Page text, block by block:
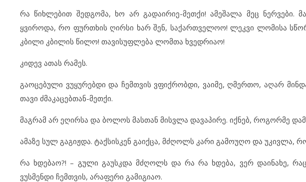
რა წიხლებით შედგომა, ხო არ გადაირიე-მეთქი! ამეშალა მეც ნერვები.
ყვიროდა, რო ფურთხის ღირსი ხარ შენ, საქართველოო! ლეკვი ლომისა
კბილი კბილის წილო! თავისუფლება ლომთა ხვედრიაო!
კიდევ ათას რამეს.
გაოცებული ვუყურებდი და ჩემთვის ვფიქრობდი, ვაიმე, ღმერთო, აღარ
თავი ძმაკაცებთან-მეთქი.
მაგრამ არ ეღირსა და ბოლოს მასთან მისვლა დავაპირე. იქნებ, როგორმე
ამაზე სულ გაგიჟდა. ტაქსისკენ გაიქცა, მძღოლს კარი გამოუღო და უკივლა,
რა ხდებაო?! – გული გაუსკდა მძღოლს და რა რა ხდება, ვერ დაინახე, რაც
ვუსმენდი ჩემთვის, არაფერი გამიგიაო.